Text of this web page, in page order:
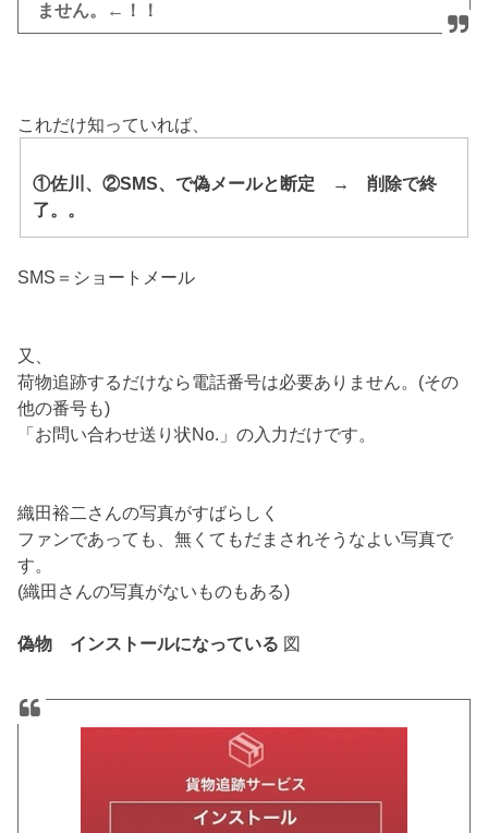
ません。←！！
これだけ知っていれば、
①佐川、②SMS、で偽メールと断定 → 削除で終
了。。
SMS＝ショートメール
又、
荷物追跡するだけなら電話番号は必要ありません。(その
他の番号も)
「お問い合わせ送り状No.」の入力だけです。
織田裕二さんの写真がすばらしく
ファンであっても、無くてもだまされそうなよい写真で
す。
(織田さんの写真がないものもある)
偽物 インストールになっている 図